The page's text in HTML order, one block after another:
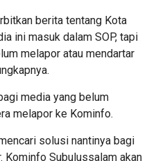
berita tentang Kota
ini masuk dalam SOP, tapi
melapor atau mendartar
media yang belum
melapor ke Kominfo.
solusi nantinya bagi
Kominfo Subulussalam akan